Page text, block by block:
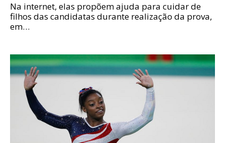
Na internet, elas propõem ajuda para cuidar de
filhos das candidatas durante realização da prova,
em…